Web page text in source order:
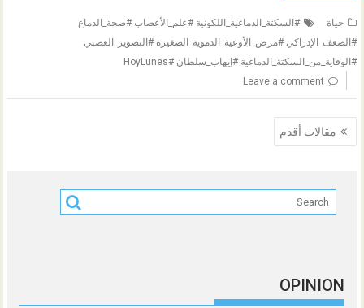
حياة
#السكتة_الدماغية_اللكونية #علم_الأعصاب #صحة_الدماغ
#الضعف_الإدراكي #مرض_الأوعية_الدموية_الصغيرة #التصوير_العصبي
#الوقاية_من_السكتة_الدماغية #إيهاب_سلطان #HoyLunes
Leave a comment
تصفّح
المقالات
مقالات أقدم
OPINION